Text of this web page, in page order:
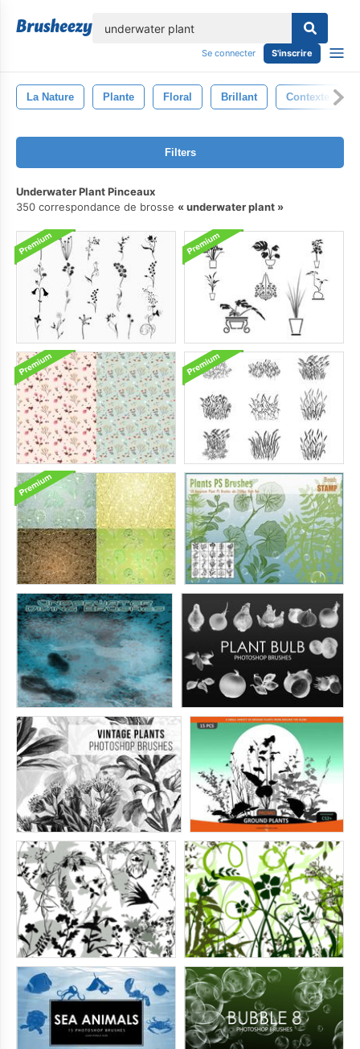
Se connecter S'inscrire
La Nature Plante Floral Brillant Contexte
Filters
Underwater Plant Pinceaux
350 correspondance de brosse
underwater plant